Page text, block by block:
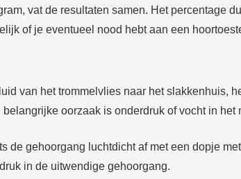
vat de resultaten samen. Het percentage
of je eventueel nood hebt aan een
van het trommelvlies naar het slakkenhuis,
oorzaak is onderdruk of vocht in
de gehoorgang luchtdicht af met een dopje
in de uitwendige gehoorgang.